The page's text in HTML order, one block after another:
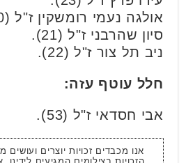
אולגה נעמי רומשקין ז"ל (30).
סיון שהרבני ז"ל (21).
ניב תל צור ז"ל (22).
חלל עוטף עזה:
אבי חסדאי ז"ל (53).
אנו מכבדים זכויות יוצרים